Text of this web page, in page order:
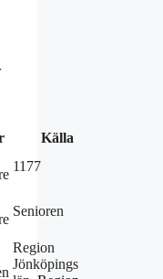
Källa
1177
Senioren
Region
Jönköpings